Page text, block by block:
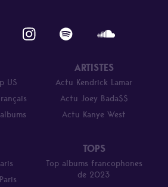
US
ARTISTES
Actu Kendrick Lamar
Actu Joey Bada$$
Actu Kanye West
TOPS
Top albums francophones
de 2023